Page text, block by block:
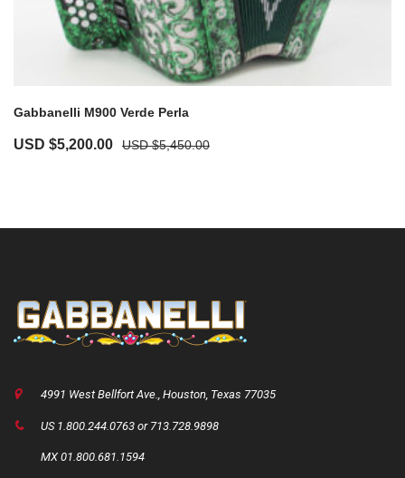
Gabbanelli M900 Verde Perla
USD $5,450.00
USD $5,200.00
4991 West Bellfort Ave., Houston, Texas 77035
US 1.800.244.0763 or 713.728.9898
MX 01.800.681.1594